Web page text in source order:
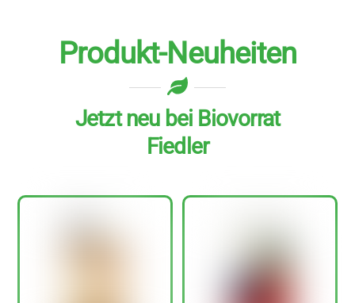
Produkt-Neuheiten
Jetzt neu bei Biovorrat
Fiedler